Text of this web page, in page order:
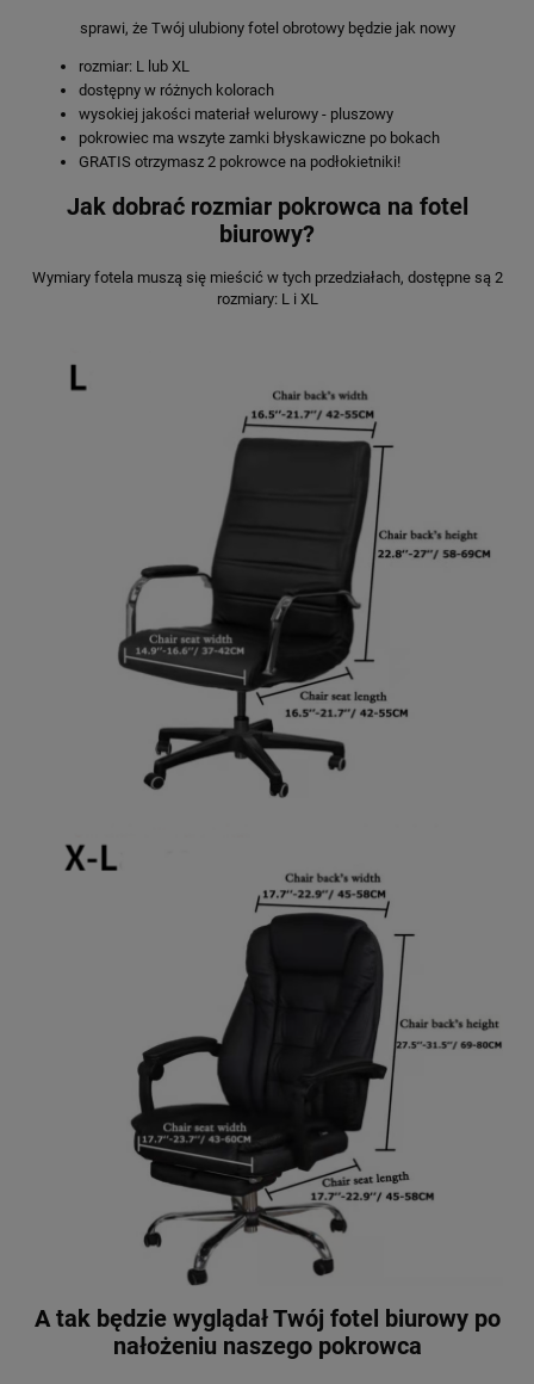
sprawi, że Twój ulubiony fotel obrotowy będzie jak nowy
rozmiar: L lub XL
dostępny w różnych kolorach
wysokiej jakości materiał welurowy - pluszowy
pokrowiec ma wszyte zamki błyskawiczne po bokach
GRATIS otrzymasz 2 pokrowce na podłokietniki!
Jak dobrać rozmiar pokrowca na fotel
biurowy?
Wymiary fotela muszą się mieścić w tych przedziałach, dostępne są 2
rozmiary: L i XL
A tak będzie wyglądał Twój fotel biurowy po
nałożeniu naszego pokrowca